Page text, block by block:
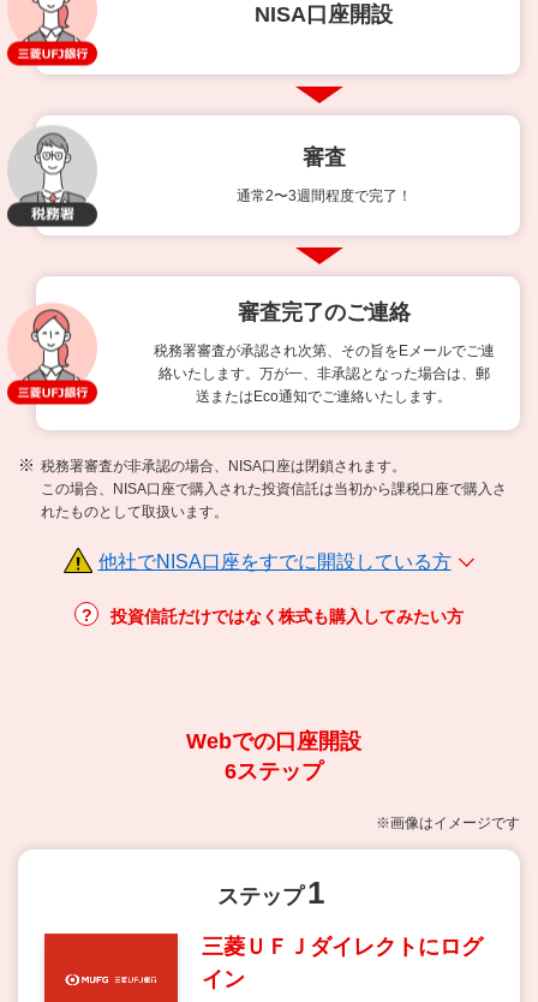
NISA口座開設
審査
通常2〜3週間程度で完了！
審査完了のご連絡
税務署審査が承認され次第、その旨をEメールでご連
絡いたします。 万が一、非承認となった場合は、郵
送またはEco通知でご連絡いたします。
税務署審査が非承認の場合、NISA口座は閉鎖されます。
この場合、NISA口座で購入された投資信託は当初から課税口座で購入さ
れたものとして取扱います。
他社でNISA口座をすでに開設している方
投資信託だけではなく株式も購入してみたい方
Webでの口座開設
6ステップ
※画像はイメージです
ステップ 1
三菱ＵＦＪダイレクトにログ
イン